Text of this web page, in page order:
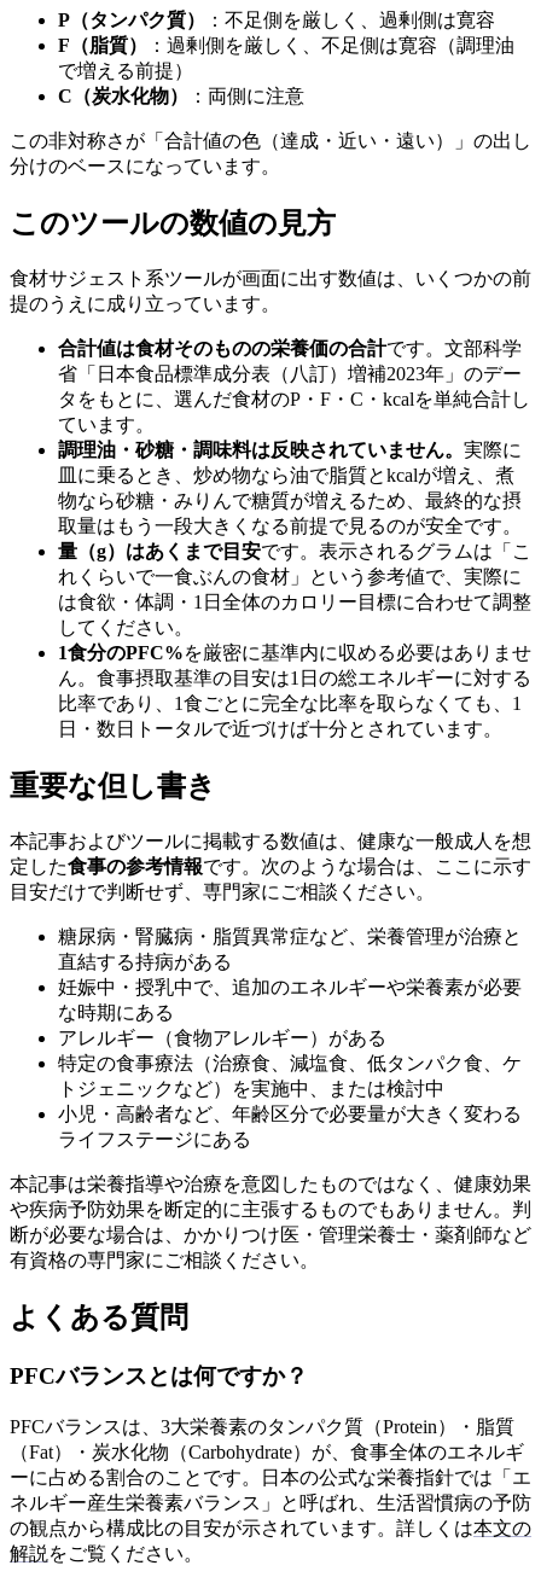
P（タンパク質）
：不足側を厳しく、過剰側は寛容
F（脂質）
：過剰側を厳しく、不足側は寛容（調理油
で増える前提）
C（炭水化物）
：両側に注意
この非対称さが「合計値の色（達成・近い・遠い）」の出し
分けのベースになっています。
このツールの数値の見方
食材サジェスト系ツールが画面に出す数値は、いくつかの前
提のうえに成り立っています。
合計値は食材そのものの栄養価の合計です。文部科学
省「日本食品標準成分表（八訂）増補2023年」のデー
タをもとに、選んだ食材のP・F・C・kcalを単純合計し
ています。
調理油・砂糖・調味料は反映されていません。 実際に
皿に乗るとき、炒め物なら油で脂質とkcalが増え、煮
物なら砂糖・みりんで糖質が増えるため、最終的な摂
取量はもう一段大きくなる前提で見るのが安全です。
量（g）はあくまで目安です。表示されるグラムは「こ
れくらいで一食ぶんの食材」という参考値で、実際に
は食欲・体調・1日全体のカロリー目標に合わせて調整
してください。
1食分のPFC%を厳密に基準内に収める必要はありませ
ん。食事摂取基準の目安は1日の総エネルギーに対する
比率であり、1食ごとに完全な比率を取らなくても、1
日・数日トータルで近づけば十分とされています。
重要な但し書き
本記事およびツールに掲載する数値は、健康な一般成人を想
定した食事の参考情報です。次のような場合は、ここに示す
目安だけで判断せず、専門家にご相談ください。
糖尿病・腎臓病・脂質異常症など、栄養管理が治療と
直結する持病がある
妊娠中・授乳中で、追加のエネルギーや栄養素が必要
な時期にある
アレルギー（食物アレルギー）がある
特定の食事療法（治療食、減塩食、低タンパク食、ケ
トジェニックなど）を実施中、または検討中
小児・高齢者など、年齢区分で必要量が大きく変わる
ライフステージにある
本記事は栄養指導や治療を意図したものではなく、健康効果
や疾病予防効果を断定的に主張するものでもありません。判
断が必要な場合は、かかりつけ医・管理栄養士・薬剤師など
有資格の専門家にご相談ください。
よくある質問
PFCバランスとは何ですか？
PFCバランスは、3大栄養素のタンパク質（Protein）・脂質
（Fat）・炭水化物（Carbohydrate）が、食事全体のエネルギ
ーに占める割合のことです。日本の公式な栄養指針では「エ
ネルギー産生栄養素バランス」と呼ばれ、生活習慣病の予防
の観点から構成比の目安が示されています。詳しくは本文の
解説 をご覧ください。